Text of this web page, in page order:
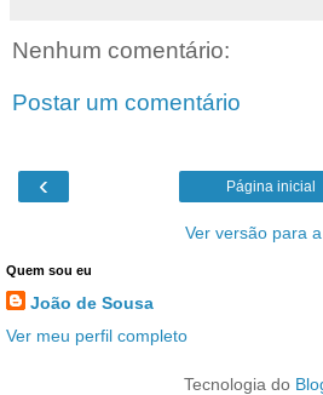
Nenhum comentário:
Postar um comentário
‹ Página inicial
Ver versão para
Quem sou eu
João de Sousa
Ver meu perfil completo
Tecnologia do